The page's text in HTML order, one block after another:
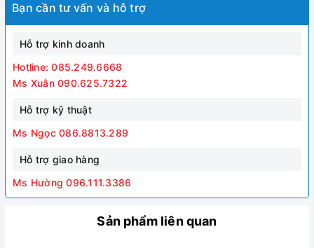
Bạn cần tư vấn và hỗ trợ
Hỗ trợ kinh doanh
Hotline: 085.249.6668
Ms Xuân 090.625.7322
Hỗ trợ kỹ thuật
Ms Ngọc 086.8813.289
Hỗ trợ giao hàng
Ms Hường 096.111.3386
Sản phẩm liên quan